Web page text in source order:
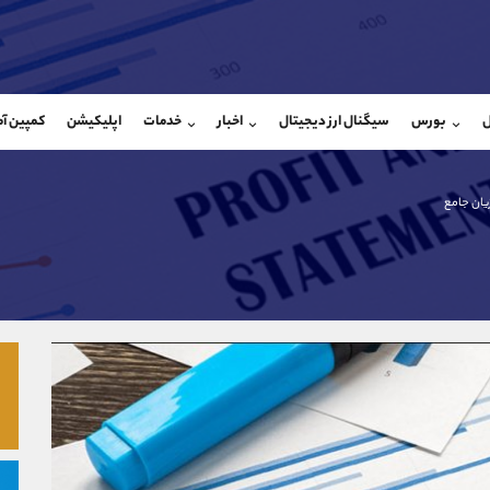
بورس سیگنال ارز دیجیتال اخبار خدمات اپلیکیشن کمپین
جامع
شروع گفتگو
@Armteam_admin_33 تلگرام
داخلی